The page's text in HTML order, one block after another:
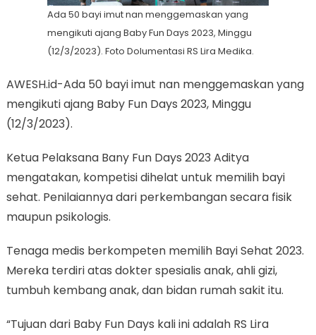
Ada 50 bayi imut nan menggemaskan yang
mengikuti ajang Baby Fun Days 2023, Minggu
(12/3/2023). Foto Dolumentasi RS Lira Medika.
AWESH.id-Ada 50 bayi imut nan menggemaskan yang
mengikuti ajang Baby Fun Days 2023, Minggu
(12/3/2023).
Ketua Pelaksana Bany Fun Days 2023 Aditya
mengatakan, kompetisi dihelat untuk memilih bayi
sehat. Penilaiannya dari perkembangan secara fisik
maupun psikologis.
Tenaga medis berkompeten memilih Bayi Sehat 2023.
Mereka terdiri atas dokter spesialis anak, ahli gizi,
tumbuh kembang anak, dan bidan rumah sakit itu.
“Tujuan dari Baby Fun Days kali ini adalah RS Lira